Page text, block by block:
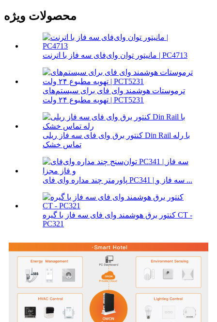
محصولات ویژه
مانیتور توان وای‌فای سه فاز با اترنت | PC4713
ترموستات هوشمند وای فای برای سیستم‌های
تهویه مطبوع ۲۴ ولت | PCT5231
کنتور برق وای فای سه فاز ریلی Din Rail با رله
تماس خشک
پاورمتر چند مداره وای فای PC341 | سه فاز و ...
کنتور برق هوشمند وای فای سه فاز با گیره CT -
PC321